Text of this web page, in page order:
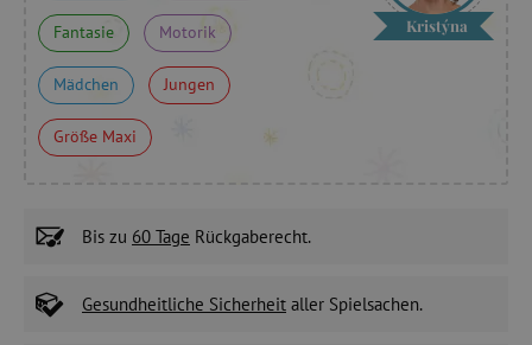
Fantasie Motorik
Mädchen Jungen
Größe Maxi
Kristýna
Bis zu 60 Tage Rückgaberecht.
Gesundheitliche Sicherheit aller Spielsachen.